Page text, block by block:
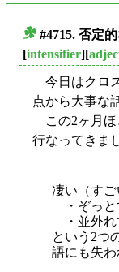
#4715. 否定
[intensifier][
今日はクロ
点から大事な
この2ヶ月ほ
行なってきま
凄い（す
・ぞっと
・並外れ
という2つ
語にも失